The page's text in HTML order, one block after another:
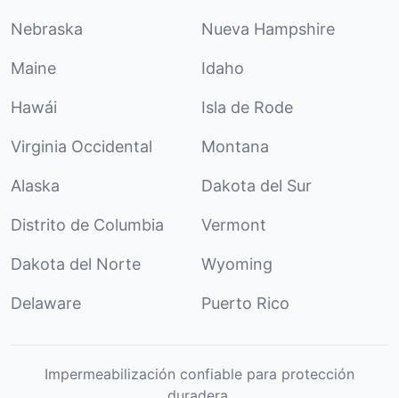
Nebraska Nueva Hampshire
Maine Idaho
Hawái Isla de Rode
Virginia Occidental Montana
Alaska Dakota del Sur
Distrito de Columbia Vermont
Dakota del Norte Wyoming
Delaware Puerto Rico
Impermeabilización confiable para protección